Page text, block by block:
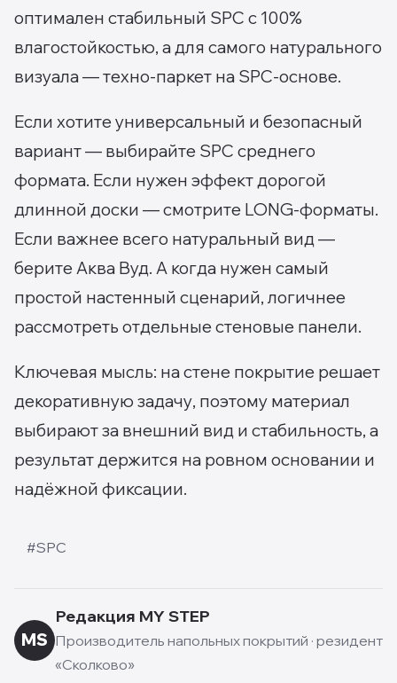
оптимален стабильный SPC с 100%
влагостойкостью, а для самого натурального
визуала — техно-паркет на SPC-основе.
Если хотите универсальный и безопасный
вариант — выбирайте SPC среднего
формата. Если нужен эффект дорогой
длинной доски — смотрите LONG-форматы.
Если важнее всего натуральный вид —
берите Аква Вуд. А когда нужен самый
простой настенный сценарий, логичнее
рассмотреть отдельные стеновые панели.
Ключевая мысль: на стене покрытие решает
декоративную задачу, поэтому материал
выбирают за внешний вид и стабильность, а
результат держится на ровном основании и
надёжной фиксации.
#SPC
MS
Редакция MY STEP
Производитель напольных покрытий · резидент
«Сколково»